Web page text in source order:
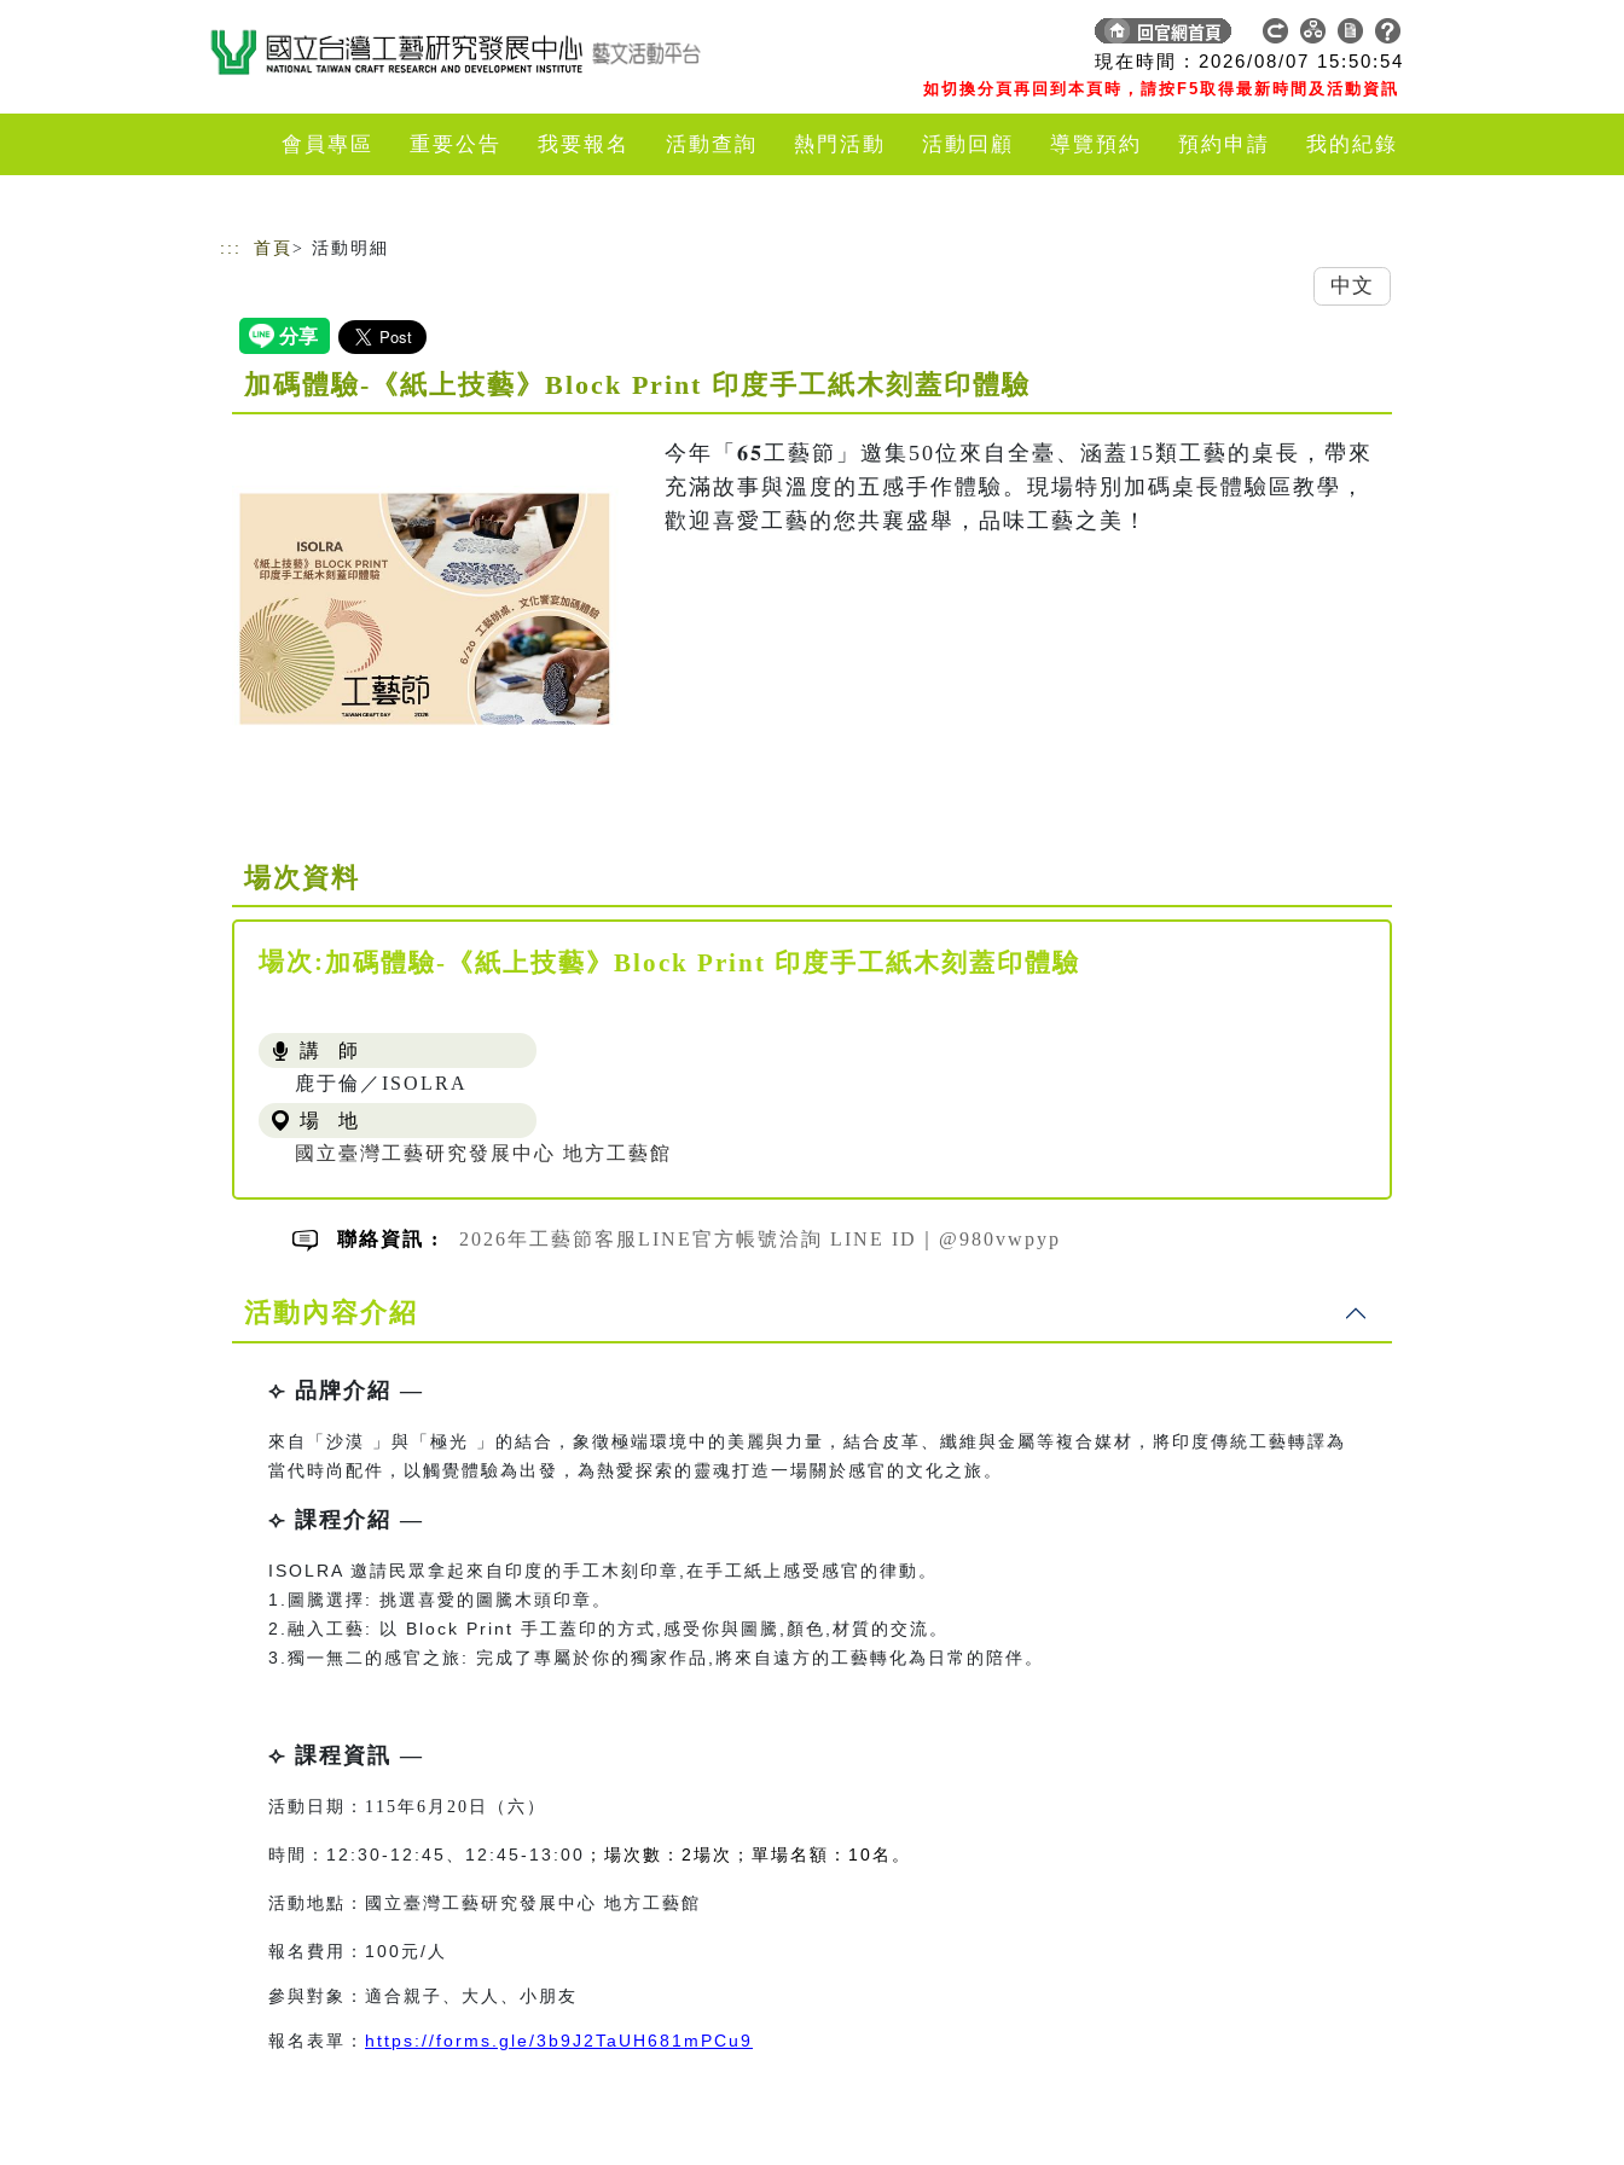
現在時間 : 2026/08/07 15:50:55
如切換分頁再回到本頁時，請按F5取得最新時間及活動資訊
會員專區 重要公告 我要報名 活動查詢 熱門活動 活動回顧 導覽預約 預約申請 我的紀錄
::: 首頁 > 活動明細
加碼體驗-《紙上技藝》Block Print 印度手工紙木刻蓋印體驗
今年「𝟔𝟓工藝節」邀集50位來自全臺、涵蓋15類工藝的桌長，帶來
充滿故事與溫度的五感手作體驗。現場特別加碼桌長體驗區教學，
歡迎喜愛工藝的您共襄盛舉，品味工藝之美！
場次資料
場次: 加碼體驗-《紙上技藝》Block Print 印度手工紙木刻蓋印體驗
講 師
鹿于倫／ISOLRA
場 地
國立臺灣工藝研究發展中心 地方工藝館
聯絡資訊 : 2026年工藝節客服LINE官方帳號洽詢 LINE ID｜@980vwpyp
活動內容介紹
⟣ 品牌介紹 —
來自「沙漠 」與「極光 」的結合，象徵極端環境中的美麗與力量，結合皮革、纖維與金屬等複合媒材，將印度傳統工藝轉譯為
當代時尚配件，以觸覺體驗為出發，為熱愛探索的靈魂打造一場關於感官的文化之旅。
⟣ 課程介紹 —
ISOLRA 邀請民眾拿起來自印度的手工木刻印章,在手工紙上感受感官的律動。
1.圖騰選擇: 挑選喜愛的圖騰木頭印章。
2.融入工藝: 以 Block Print 手工蓋印的方式,感受你與圖騰,顏色,材質的交流。
3.獨㇐無二的感官之旅: 完成了專屬於你的獨家作品,將來自遠方的工藝轉化為日常的陪伴。
⟣ 課程資訊 —
活動日期：115年6月20日（六）
時間： 12:30-12:45、12:45-13:00 ；場次數：2場次； 單場名額：10名。
活動地點：國立臺灣工藝研究發展中心 地方工藝館
報名費用：100元/人
參與對象：適合親子、大人、小朋友
報名表單： https://forms.gle/3b9J2TaUH681mPCu9